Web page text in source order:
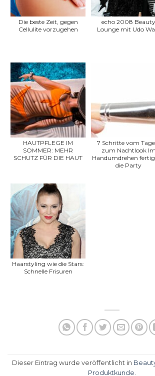
Die beste Zeit, gegen
Cellulite vorzugehen
echo 2008 Beauty
Lounge mit Udo
HAUTPFLEGE IM
SOMMER: MEHR
SCHUTZ FÜR DIE HAUT
7 Schritte vom
zum Nachtlook Im
Handumdrehen
die Party
Haarstyling wie die Stars:
Schnelle Frisuren
Dieser Eintrag wurde veröffentlicht in
Produktkunde